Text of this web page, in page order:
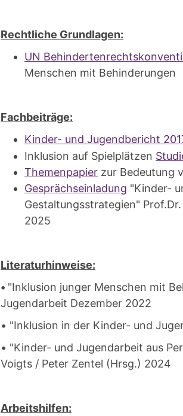
Rechtliche Grundlagen:
UN
Menschen mit Behinderungen
Fachbeiträge:
Kinder- und Jugendbericht
Inklusion auf Spielplätzen
Themenpapier zur Bedeutung
Gesprächseinladung "Kinder-
Gestaltungsstrategien"
2025
Literaturhinweise:
• "Inklusion junger Menschen mit
Jugendarbeit Dezember 2022
• "Inklusion in der Kinder- und
• "Kinder- und Jugendarbeit aus
Voigts / Peter Zentel (Hrsg.) 2024
Arbeitshilfen: